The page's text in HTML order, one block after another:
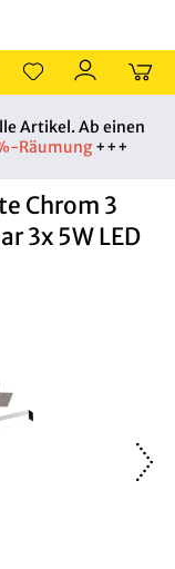
Artikel. Ab einen
Räumung+++
Chrom 3
3x 5W LED